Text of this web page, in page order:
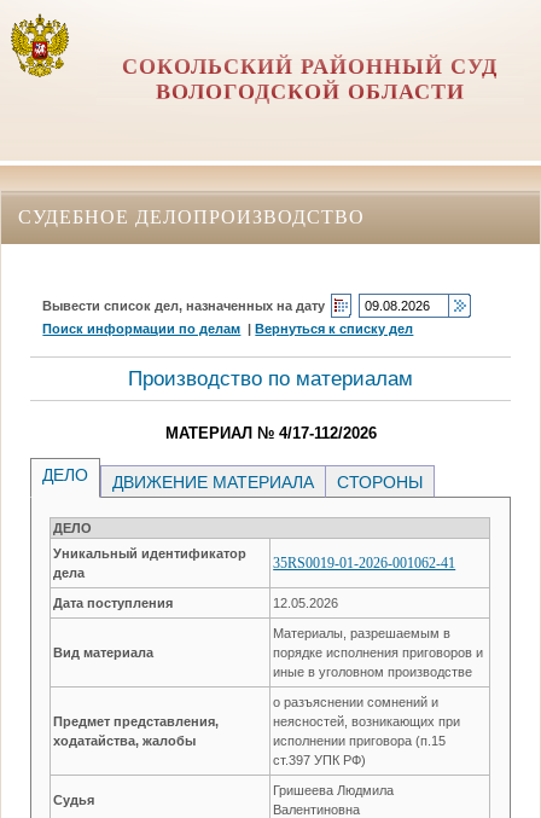
СОКОЛЬСКИЙ РАЙОННЫЙ СУД
ВОЛОГОДСКОЙ ОБЛАСТИ
СУДЕБНОЕ ДЕЛОПРОИЗВОДСТВО
Вывести список дел, назначенных на дату
Поиск информации по делам |Вернуться к списку дел
Производство по материалам
МАТЕРИАЛ № 4/17-112/2026
ДЕЛО ДВИЖЕНИЕ МАТЕРИАЛА СТОРОНЫ
ДЕЛО
Уникальный идентификатор
дела
35RS0019-01-2026-001062-41
Дата поступления 12.05.2026
Вид материала
Материалы, разрешаемым в
порядке исполнения приговоров и
иные в уголовном производстве
Предмет представления,
ходатайства, жалобы
о разъяснении сомнений и
неясностей, возникающих при
исполнении приговора (п.15
ст.397 УПК РФ)
Судья
Гришеева Людмила
Валентиновна